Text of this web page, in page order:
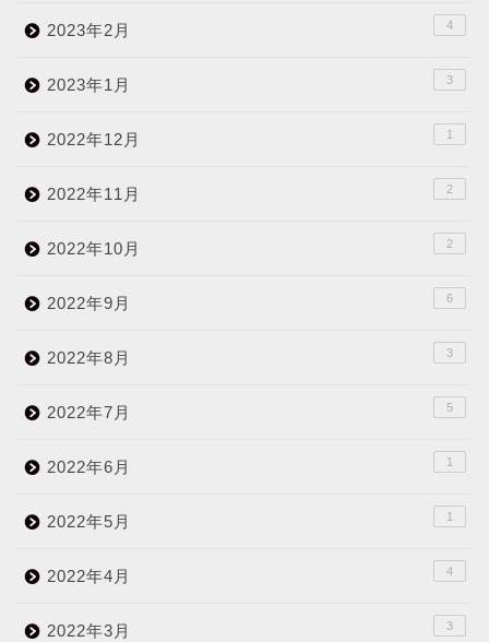
2023年2月 4
2023年1月 3
2022年12月 1
2022年11月 2
2022年10月 2
2022年9月 6
2022年8月 3
2022年7月 5
2022年6月 1
2022年5月 1
2022年4月 4
2022年3月 3